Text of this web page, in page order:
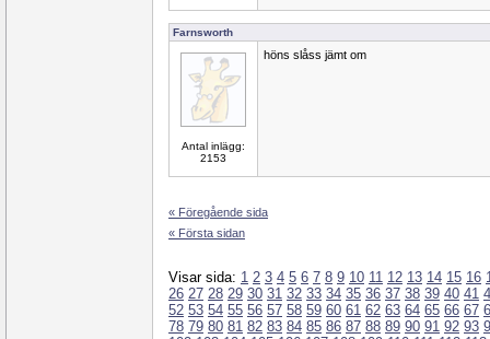
Farnsworth
Antal inlägg:
2153
höns slåss jämt om
« Föregående sida
« Första sidan
Visar sida: 1 2 3 4 5 6 7 8 9 10 11 12 13 14 15 16
26 27 28 29 30 31 32 33 34 35 36 37 38 39 40 41
52 53 54 55 56 57 58 59 60 61 62 63 64 65 66 67
78 79 80 81 82 83 84 85 86 87 88 89 90 91 92 93